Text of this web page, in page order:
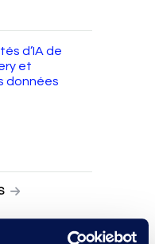
d’IA de
et
données